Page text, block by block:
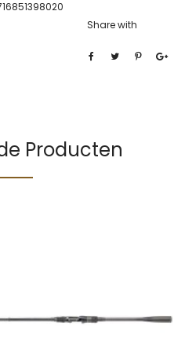
Share with
Producten